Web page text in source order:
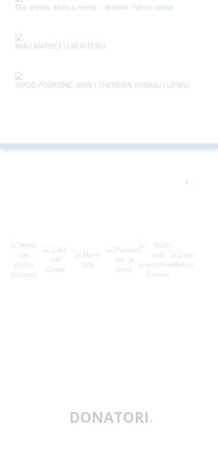
Eko-srijeda: More u nevolji – Brodovi i njihov utjecaj
MIAU MARKET U MURTERU
ISPOD POVRŠINE: ANIN I THERESIN SVIBANJ I LIPANJ
.
DONATORI.